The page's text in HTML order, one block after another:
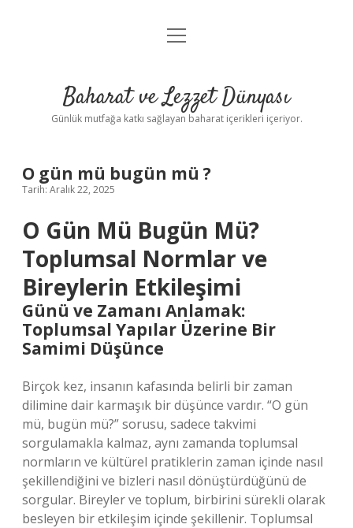
Anasayfa
Yasal Uyarı
menüyü
Baharat ve Lezzet Dünyası
Günlük mutfağa katkı sağlayan baharat içerikleri içeriyor.
O gün mü bugün mü ?
Tarih: Aralık 22, 2025
O Gün Mü Bugün Mü?
Toplumsal Normlar ve
Bireylerin Etkileşimi
Günü ve Zamanı Anlamak:
Toplumsal Yapılar Üzerine Bir
Samimi Düşünce
Birçok kez, insanın kafasında belirli bir zaman
dilimine dair karmaşık bir düşünce vardır. “O gün
mü, bugün mü?” sorusu, sadece takvimi
sorgulamakla kalmaz, aynı zamanda toplumsal
normların ve kültürel pratiklerin zaman içinde nasıl
şekillendiğini ve bizleri nasıl dönüştürdüğünü de
sorgular. Bireyler ve toplum, birbirini sürekli olarak
besleyen bir etkileşim içinde şekillenir. Toplumsal